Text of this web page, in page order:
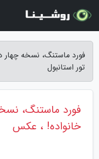
فورد ماستنگ، نسخه
تور استانبول
فورد ماستنگ،
خانواده! ، عکس